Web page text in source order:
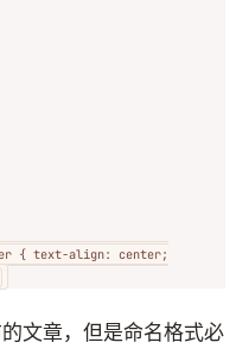
{ text-align: center;
文章，但是命名格式必